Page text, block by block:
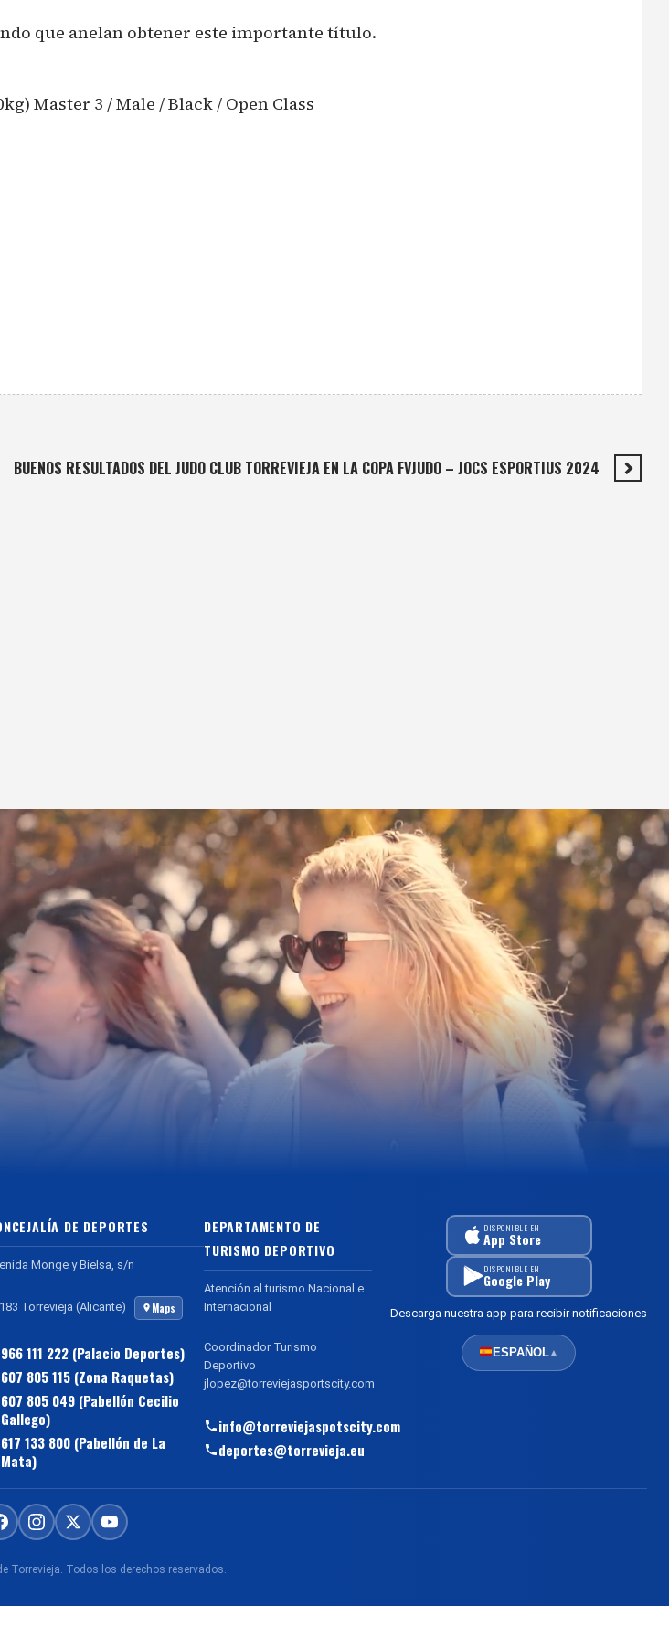
que anelan obtener este importante título.
Master 3 / Male / Black / Open Class
BUENOS RESULTADOS DEL JUDO CLUB TORREVIEJA EN LA COPA FVJUDO – JOCS ESPORTIUS 2024
DE DEPORTES
Monge y Bielsa, s/n
Torrevieja (Alicante) Maps
966 111 222 (Palacio Deportes)
607 805 115 (Zona Raquetas)
607 805 049 (Pabellón Cecilio
Gallego)
617 133 800 (Pabellón de La
Mata)
DEPARTAMENTO DE
TURISMO DEPORTIVO
Atención al turismo Nacional e
Internacional
Coordinador Turismo
Deportivo
jlopez@torreviejasportscity.com
info@torreviejaspotscity.com
deportes@torrevieja.eu
DISPONIBLE EN
App Store
DISPONIBLE EN
Google Play
Descarga nuestra app para recibir notificaciones
ESPAÑOL▲
Torrevieja. Todos los derechos reservados.